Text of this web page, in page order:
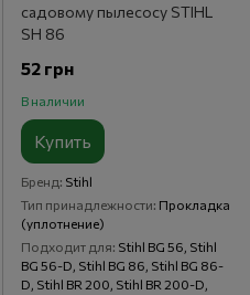
садовому пылесосу STIHL
SH 86
52 грн
В наличии
Купить
Бренд Stihl
Тип принадлежности Прокладка
(уплотнение)
Подходит для Stihl BG 56, Stihl
BG 56-D, Stihl BG 86, Stihl BG 86-
D, Stihl BR 200, Stihl BR 200-D,